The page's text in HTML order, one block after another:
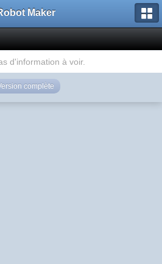
Maker
d'information à voir.
complète